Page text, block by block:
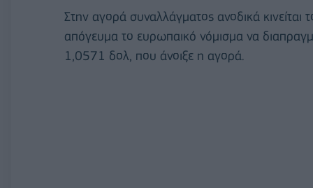
Στην αγορά συναλλάγματος ανοδικά
απόγευμα το ευρωπαικό νόμισμα να
1,0571 δολ, που άνοιξε η αγορά.